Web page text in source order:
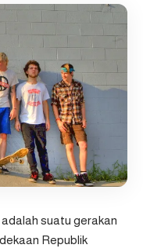
adalah suatu gerakan
Republik